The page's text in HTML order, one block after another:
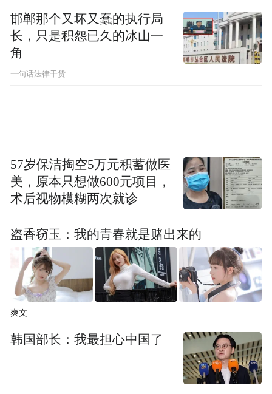
本次国际博物馆日，河南南水北调博物馆还
创新表达方式，以馆藏文物为依托，开展“我
在河南南水北调博物馆cos文物”惠民文化活
讲解后，各自找到展厅里自己最喜欢的一件
文物，依照文物的样式COS起来并拍下照
片。可爱的陶狗、精致的陶鸮、各式各样的
人俑甚至是小口尖顶瓶……观众朋友们仿照
在互动中更直观地理解文物保护的意义，在
“博物之趣”中体悟中原文化的丰厚积淀。
邯郸那个又坏又蠢的执行局
长，只是积怨已久的冰山一
角
一句话法律干货
57岁保洁掏空5万元积蓄做医
美，原本只想做600元项目，
术后视物模糊两次就诊
盗香窃玉：我的青春就是赌出来的
爽文
韩国部长：我最担心中国了